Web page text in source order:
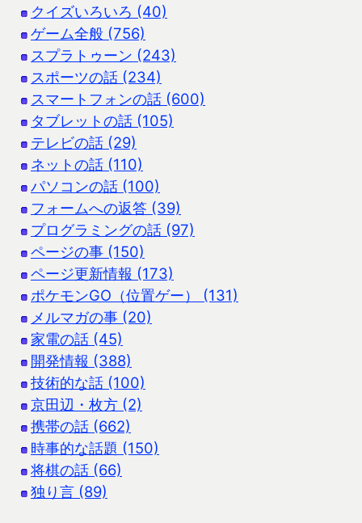
クイズいろいろ (40)
ゲーム全般 (756)
スプラトゥーン (243)
スポーツの話 (234)
スマートフォンの話 (600)
タブレットの話 (105)
テレビの話 (29)
ネットの話 (110)
パソコンの話 (100)
フォームへの返答 (39)
プログラミングの話 (97)
ページの事 (150)
ページ更新情報 (173)
ポケモンGO（位置ゲー） (131)
メルマガの事 (20)
家電の話 (45)
開発情報 (388)
技術的な話 (100)
京田辺・枚方 (2)
携帯の話 (662)
時事的な話題 (150)
将棋の話 (66)
独り言 (89)